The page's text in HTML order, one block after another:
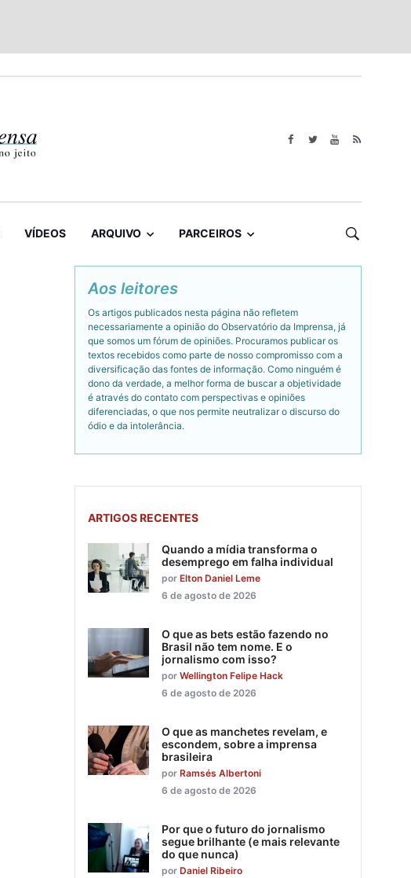
VÍDEOS ARQUIVO PARCEIROS
Aos leitores
Os artigos publicados nesta página não refletem
necessariamente a opinião do Observatório da Imprensa, já
que somos um fórum de opiniões. Procuramos publicar os
textos recebidos como parte de nosso compromisso com a
diversificação das fontes de informação. Como ninguém é
dono da verdade, a melhor forma de buscar a objetividade
é através do contato com perspectivas e opiniões
diferenciadas, o que nos permite neutralizar o discurso do
ódio e da intolerância.
ARTIGOS RECENTES
Quando a mídia transforma o
desemprego em falha individual
por Elton Daniel Leme
6 de agosto de 2026
O que as bets estão fazendo no
Brasil não tem nome. E o
jornalismo com isso?
por Wellington Felipe Hack
6 de agosto de 2026
O que as manchetes revelam, e
escondem, sobre a imprensa
brasileira
por Ramsés Albertoni
6 de agosto de 2026
Por que o futuro do jornalismo
segue brilhante (e mais relevante
do que nunca)
por Daniel Ribeiro